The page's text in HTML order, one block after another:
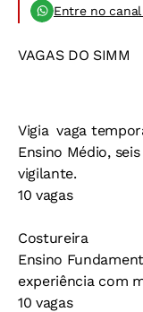
Entre no
VAGAS DO SIMM
Vigia  vaga
Ensino Médio,
vigilante.
10 vagas
Costureira
Ensino
experiência com
10 vagas